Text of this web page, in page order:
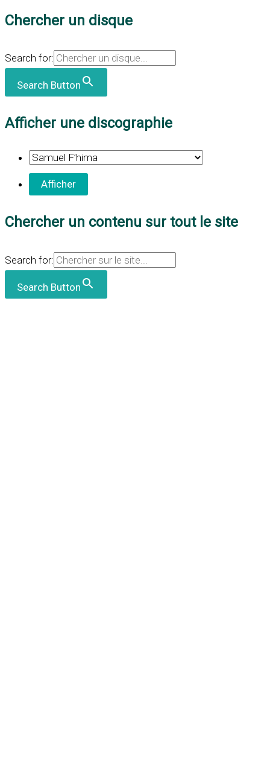
Chercher un disque
Search for:
Search Button
Afficher une discographie
Chercher un contenu sur tout le site
Search for:
Search Button